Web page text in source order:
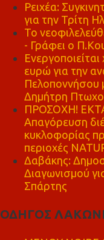
Ρειχέα:
για την Τρίτη
Το
- Γράφει ο
ευρώ για την
Πελοποννήσου
Δημήτρη
ΠΡΟΣΟΧΗ!
Απαγόρευση
κυκλοφορίας
περιοχές
Δαβάκης:
Διαγωνισμού
Σπάρτης
ΟΔΗΓΟΣ